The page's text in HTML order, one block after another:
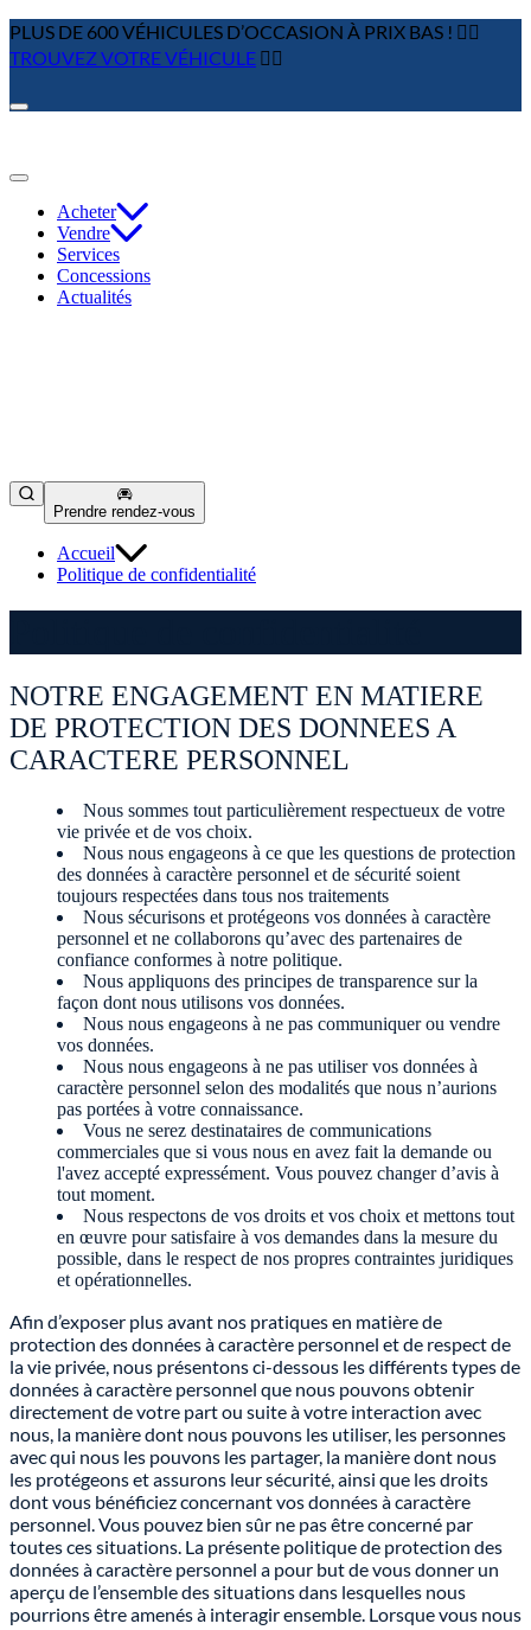
PLUS DE 600 VÉHICULES D’OCCASION À PRIX BAS ! 👉🏼
TROUVEZ VOTRE VÉHICULE 👈🏻
Acheter
Vendre
Services
Concessions
Actualités
Prendre rendez-vous
Accueil
Politique de confidentialité
NOTRE ENGAGEMENT EN MATIERE
DE PROTECTION DES DONNEES A
CARACTERE PERSONNEL
Nous sommes tout particulièrement respectueux de votre
vie privée et de vos choix.
Nous nous engageons à ce que les questions de protection
des données à caractère personnel et de sécurité soient
toujours respectées dans tous nos traitements
Nous sécurisons et protégeons vos données à caractère
personnel et ne collaborons qu’avec des partenaires de
confiance conformes à notre politique.
Nous appliquons des principes de transparence sur la
façon dont nous utilisons vos données.
Nous nous engageons à ne pas communiquer ou vendre
vos données.
Nous nous engageons à ne pas utiliser vos données à
caractère personnel selon des modalités que nous n’aurions
pas portées à votre connaissance.
Vous ne serez destinataires de communications
commerciales que si vous nous en avez fait la demande ou
l'avez accepté expressément. Vous pouvez changer d’avis à
tout moment.
Nous respectons de vos droits et vos choix et mettons tout
en œuvre pour satisfaire à vos demandes dans la mesure du
possible, dans le respect de nos propres contraintes juridiques
et opérationnelles.
Afin d’exposer plus avant nos pratiques en matière de
protection des données à caractère personnel et de respect de
la vie privée, nous présentons ci-dessous les différents types de
données à caractère personnel que nous pouvons obtenir
directement de votre part ou suite à votre interaction avec
nous, la manière dont nous pouvons les utiliser, les personnes
avec qui nous les pouvons les partager, la manière dont nous
les protégeons et assurons leur sécurité, ainsi que les droits
dont vous bénéficiez concernant vos données à caractère
personnel. Vous pouvez bien sûr ne pas être concerné par
toutes ces situations. La présente politique de protection des
données à caractère personnel a pour but de vous donner un
aperçu de l’ensemble des situations dans lesquelles nous
pourrions être amenés à interagir ensemble. Lorsque vous nous